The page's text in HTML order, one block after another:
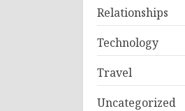
Relationships
Technology
Travel
Uncategorized